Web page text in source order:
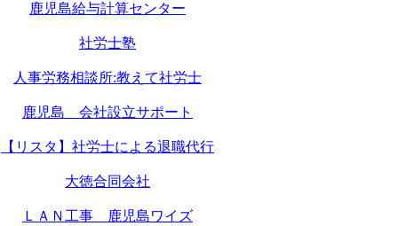
鹿児島給与計算センター
社労士塾
人事労務相談所:教えて社労士
鹿児島 会社設立サポート
【リスタ】社労士による退職代行
大徳合同会社
ＬＡＮ工事 鹿児島ワイズ